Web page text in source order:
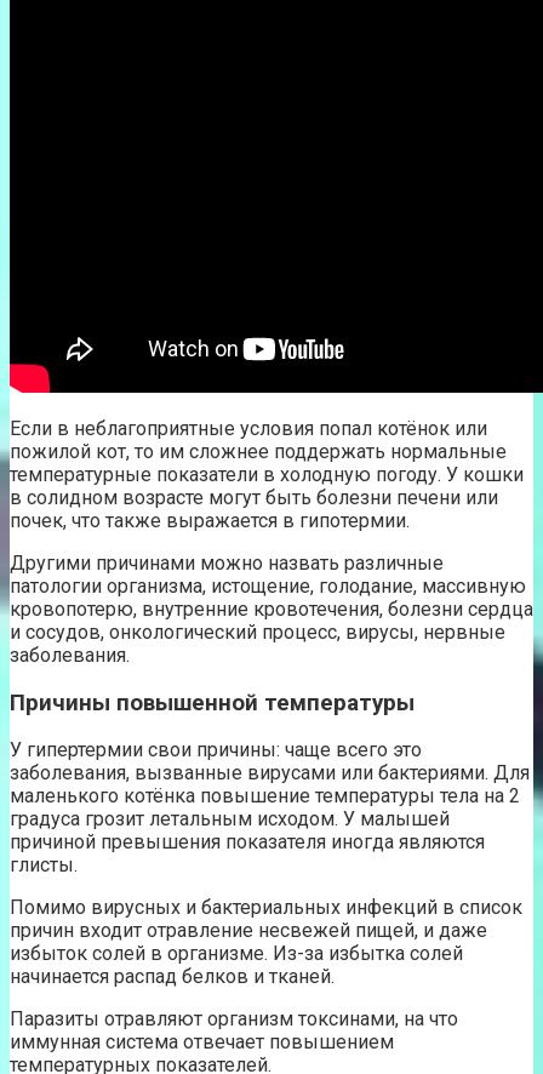
Если в неблагоприятные условия попал котёнок или
пожилой кот, то им сложнее поддержать нормальные
температурные показатели в холодную погоду. У кошки
в солидном возрасте могут быть болезни печени или
почек, что также выражается в гипотермии.
Другими причинами можно назвать различные
патологии организма, истощение, голодание, массивную
кровопотерю, внутренние кровотечения, болезни сердца
и сосудов, онкологический процесс, вирусы, нервные
заболевания.
Причины повышенной температуры
У гипертермии свои причины: чаще всего это
заболевания, вызванные вирусами или бактериями. Для
маленького котёнка повышение температуры тела на 2
градуса грозит летальным исходом. У малышей
причиной превышения показателя иногда являются
глисты.
Помимо вирусных и бактериальных инфекций в список
причин входит отравление несвежей пищей, и даже
избыток солей в организме. Из-за избытка солей
начинается распад белков и тканей.
Паразиты отравляют организм токсинами, на что
иммунная система отвечает повышением
температурных показателей.